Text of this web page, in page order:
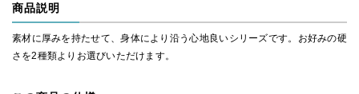
商品説明
素材に厚みを持たせて、身体により沿う心地良いシリーズです。お好みの硬
さを2種類よりお選びいただけます。